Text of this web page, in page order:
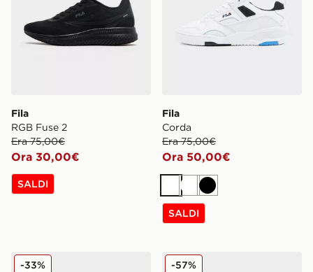
Fila
RGB Fuse 2
Era 75,00€
Ora 30,00€
SALDI
Fila
Corda
Era 75,00€
Ora 50,00€
Bianco
Bianco
Nero
SALDI
Fila Corda
-33% Fila Valado ADV 2
-57%